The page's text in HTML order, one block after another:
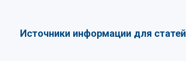
Источники информации для статей